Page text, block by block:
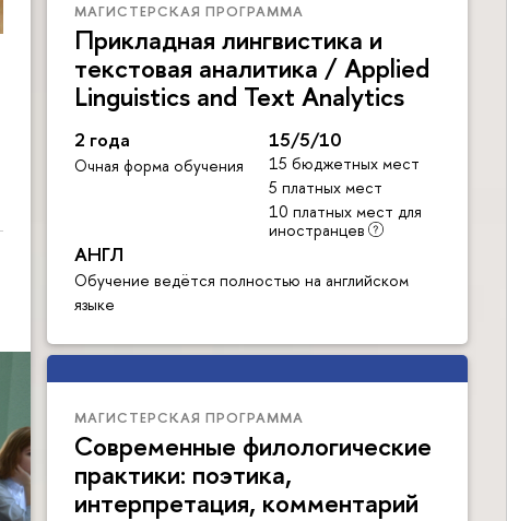
МАГИСТЕРСКАЯ ПРОГРАММА
Прикладная лингвистика и
текстовая аналитика / Applied
Linguistics and Text Analytics
2 года
Очная форма обучения
15/5/10
15 бюджетных мест
5 платных мест
10 платных мест для
иностранцев
АНГЛ
Обучение ведётся полностью на английском
языке
МАГИСТЕРСКАЯ ПРОГРАММА
Современные филологические
практики: поэтика,
интерпретация, комментарий